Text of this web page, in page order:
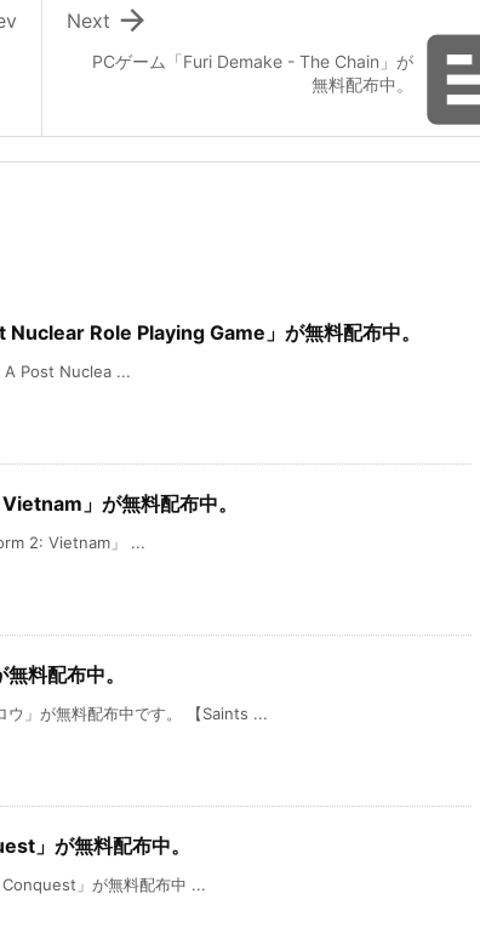
PCゲーム「Furi Demake - The Chain」が
無料配布中。

Next
Role Playing Game」が無料配布中。
A Post Nuclea ...
」が無料配布中。
2: Vietnam」 ...
料配布中。
ウ」が無料配布中です。 【Saints ...
」が無料配布中。
」が無料配布中 ...